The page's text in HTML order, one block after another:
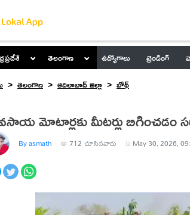
తెలంగాణ ఉద్యోగాలు ట్రెండింగ్
తెలంగాణ ఆదిలాబాద్ జిల్లా బోథ్
మోటార్లకు మీటర్లు బిగించడం
By asmath 712 చూసినవారు May 30, 2026,